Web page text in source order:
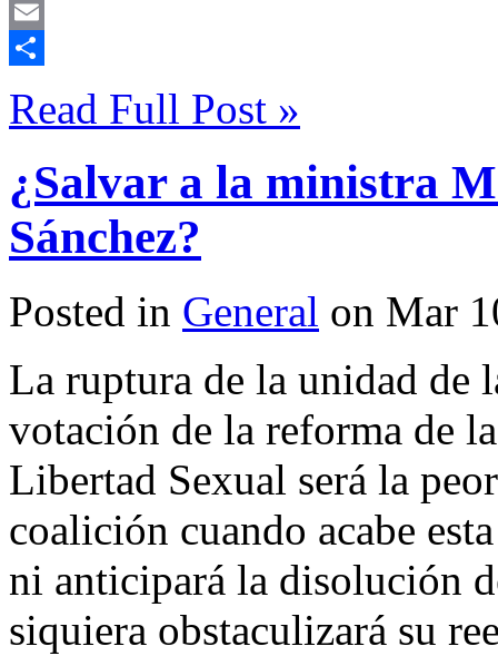
Mastodon
Email
Read Full Post »
¿Salvar a la ministra
Sánchez?
Posted in General on Mar
La ruptura de la unidad de
votación de la reforma de
Libertad Sexual será la
coalición cuando acabe
ni anticipará la disolución
siquiera obstaculizará su